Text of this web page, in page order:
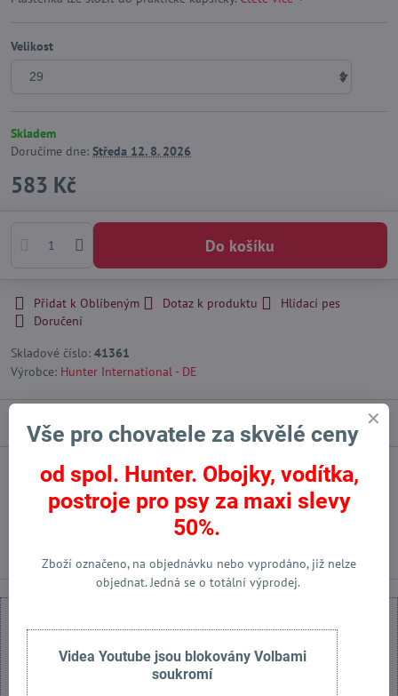
Velikost
Skladem
Doručíme dne: Středa 12. 8. 2026
583 Kč
Do košíku
Přidat k Oblíbeným Dotaz k produktu
Hlídací pes
Doručení
Skladové číslo: 41361
Výrobce: Hunter International - DE
Popis
FacebookTwitter BlueskyPinterestReddit LinkedInWhatsApp
E-
mail
Externí obsah je blokován Volbami soukromí
Vše pro chovatele za skvělé ceny
od spol. Hunter. Obojky, vodítka,
postroje pro psy za maxi slevy
50%.
Zboží označeno, na objednávku nebo vyprodáno, již nelze
objednat. Jedná se o totální výprodej.
Videa Youtube jsou blokovány Volbami
soukromí